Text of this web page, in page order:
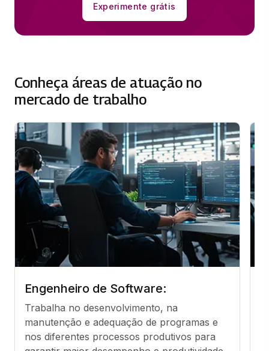
Experimente grátis
Conheça áreas de atuação no
mercado de trabalho
Engenheiro de Software:
Trabalha no desenvolvimento, na
manutenção e adequação de programas e
nos diferentes processos produtivos para